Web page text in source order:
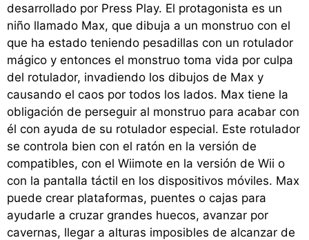
desarrollado por Press Play. El protagonista es un
niño llamado Max, que dibuja a un monstruo con el
que ha estado teniendo pesadillas con un rotulador
mágico y entonces el monstruo toma vida por culpa
del rotulador, invadiendo los dibujos de Max y
causando el caos por todos los lados. Max tiene la
obligación de perseguir al monstruo para acabar con
él con ayuda de su rotulador especial. Este rotulador
se controla bien con el ratón en la versión de
compatibles, con el Wiimote en la versión de Wii o
con la pantalla táctil en los dispositivos móviles. Max
puede crear plataformas, puentes o cajas para
ayudarle a cruzar grandes huecos, avanzar por
cavernas, llegar a alturas imposibles de alcanzar de